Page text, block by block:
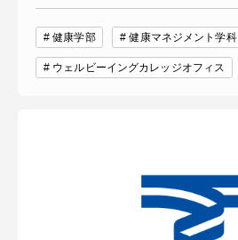
健康学部 健康マネジメント学科
ウェルビーイングカレッジオフィス